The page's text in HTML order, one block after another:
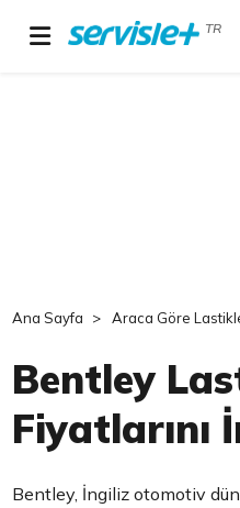
TR
Ana Sayfa Araca Göre
Bentley
Fiyatlarını
Bentley, İngiliz otomotiv